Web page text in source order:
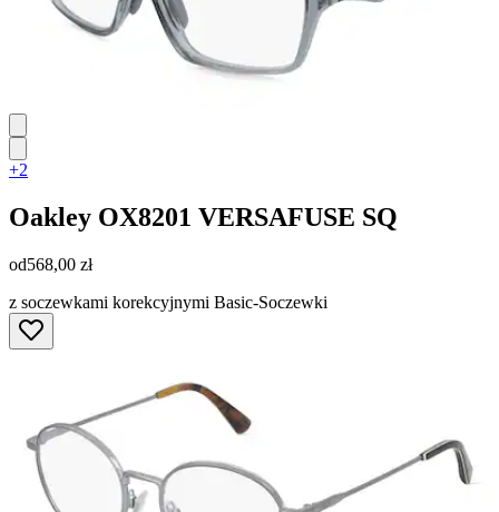
+2
Oakley OX8201 VERSAFUSE SQ
od568,00 zł
z soczewkami korekcyjnymi Basic-Soczewki